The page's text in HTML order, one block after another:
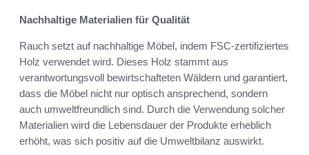
Nachhaltige Materialien für Qualität
Rauch setzt auf nachhaltige Möbel, indem FSC-zertifiziertes
Holz verwendet wird. Dieses Holz stammt aus
verantwortungsvoll bewirtschafteten Wäldern und garantiert,
dass die Möbel nicht nur optisch ansprechend, sondern
auch umweltfreundlich sind. Durch die Verwendung solcher
Materialien wird die Lebensdauer der Produkte erheblich
erhöht, was sich positiv auf die Umweltbilanz auswirkt.